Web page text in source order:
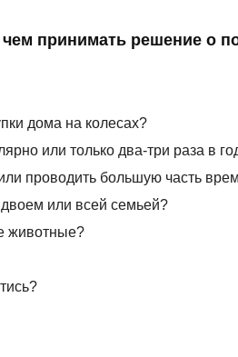
принимать решение о
дома на колесах?
или только два-три раза в
проводить большую часть
или всей семьей?
животные?